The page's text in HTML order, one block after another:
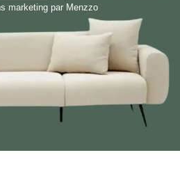
marketing par Menzzo